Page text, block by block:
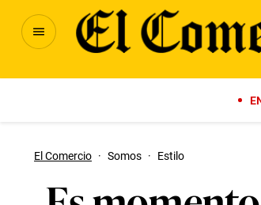
El Comercio · Somos · Estilo